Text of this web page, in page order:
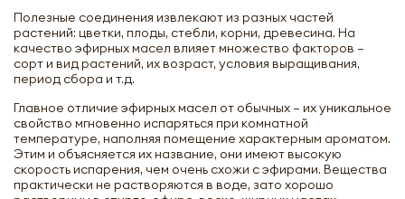
Полезные соединения извлекают из разных частей
растений: цветки, плоды, стебли, корни, древесина. На
качество эфирных масел влияет множество факторов –
сорт и вид растений, их возраст, условия выращивания,
период сбора и т.д.
Главное отличие эфирных масел от обычных – их уникальное
свойство мгновенно испаряться при комнатной
температуре, наполняя помещение характерным ароматом.
Этим и объясняется их название, они имеют высокую
скорость испарения, чем очень схожи с эфирами. Вещества
практически не растворяются в воде, зато хорошо